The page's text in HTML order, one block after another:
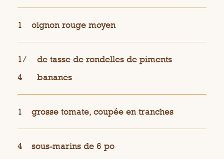
1 oignon rouge moyen
1/
4
de tasse de rondelles de piments
bananes
1 grosse tomate, coupée en tranches
4 sous-marins de 6 po